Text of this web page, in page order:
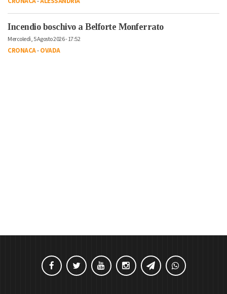
Incendio boschivo a Belforte Monferrato
Mercoledì, 5 Agosto 2026 - 17:52
CRONACA-OVADA